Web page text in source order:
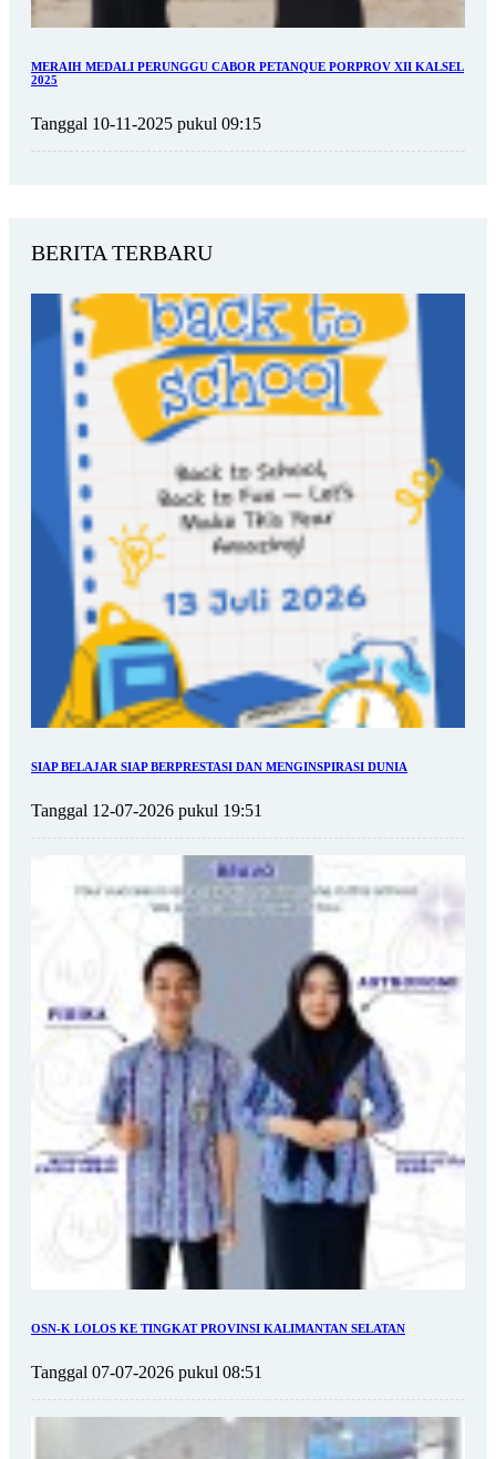
MERAIH MEDALI PERUNGGU CABOR PETANQUE PORPROV XII KALSEL
2025
Tanggal 10-11-2025 pukul 09:15
BERITA TERBARU
SIAP BELAJAR SIAP BERPRESTASI DAN MENGINSPIRASI DUNIA
Tanggal 12-07-2026 pukul 19:51
OSN-K LOLOS KE TINGKAT PROVINSI KALIMANTAN SELATAN
Tanggal 07-07-2026 pukul 08:51